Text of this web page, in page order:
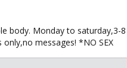
body. Monday to saturday,3-8
messages! *NO SEX